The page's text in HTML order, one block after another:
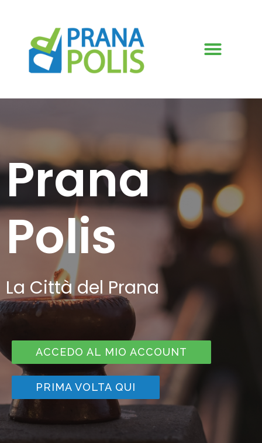
Prana
Polis
La Città del Prana
ACCEDO AL MIO ACCOUNT
PRIMA VOLTA QUI